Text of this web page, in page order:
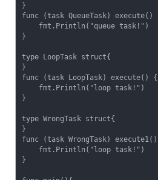
}
func (task QueueTask) execute()
}
type LoopTask struct{
}
func (task LoopTask) execute() {
}
type WrongTask struct{
}
func (task WrongTask)
}